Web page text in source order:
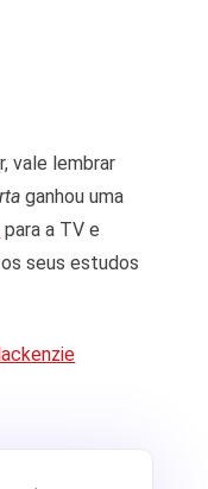
vale lembrar
ganhou uma
para a TV e
seus estudos